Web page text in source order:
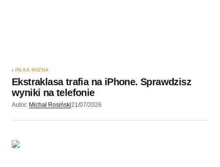
PIŁKA NOŻNA
Ekstraklasa trafia na iPhone. Sprawdzisz
wyniki na telefonie
Autor: Michał Rosiński21/07/2026